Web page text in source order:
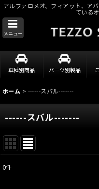
アルファロメオ、フィアット、ア
ている
メニュー
車種別商品 パーツ別製品
ホーム > ------スバル-------
------スバル-------
0件